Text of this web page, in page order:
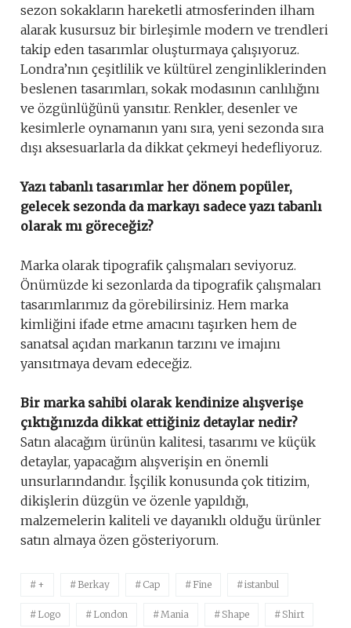
sezon sokakların hareketli atmosferinden ilham
alarak kusursuz bir birleşimle modern ve trendleri
takip eden tasarımlar oluşturmaya çalışıyoruz.
Londra’nın çeşitlilik ve kültürel zenginliklerinden
beslenen tasarımları, sokak modasının canlılığını
ve özgünlüğünü yansıtır. Renkler, desenler ve
kesimlerle oynamanın yanı sıra, yeni sezonda sıra
dışı aksesuarlarla da dikkat çekmeyi hedefliyoruz.
Yazı tabanlı tasarımlar her dönem popüler,
gelecek sezonda da markayı sadece yazı tabanlı
olarak mı göreceğiz?
Marka olarak tipografik çalışmaları seviyoruz.
Önümüzde ki sezonlarda da tipografik çalışmaları
tasarımlarımız da görebilirsiniz. Hem marka
kimliğini ifade etme amacını taşırken hem de
sanatsal açıdan markanın tarzını ve imajını
yansıtmaya devam edeceğiz.
Bir marka sahibi olarak kendinize alışverişe
çıktığınızda dikkat ettiğiniz detaylar nedir?
Satın alacağım ürünün kalitesi, tasarımı ve küçük
detaylar, yapacağım alışverişin en önemli
unsurlarındandır. İşçilik konusunda çok titizim,
dikişlerin düzgün ve özenle yapıldığı,
malzemelerin kaliteli ve dayanıklı olduğu ürünler
satın almaya özen gösteriyorum.
+ Berkay Cap Fine istanbul
Logo London Mania Shape Shirt